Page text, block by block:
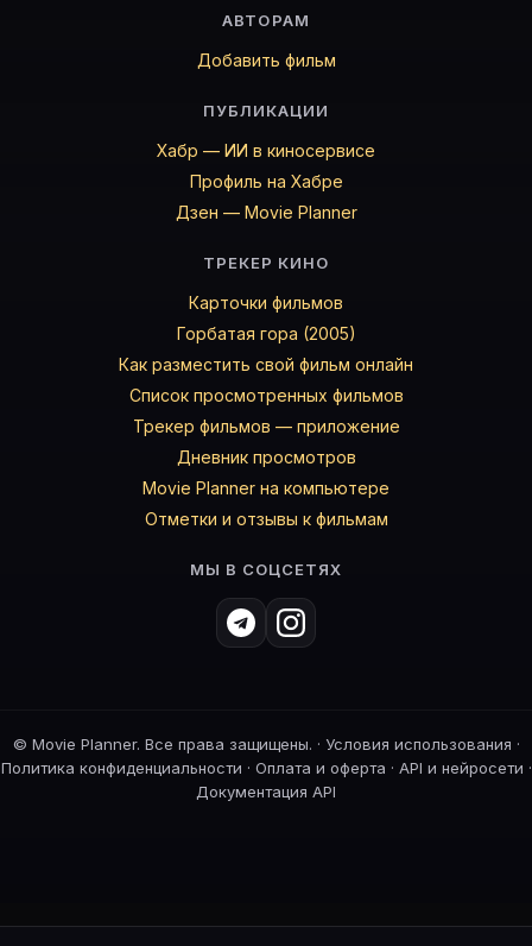
АВТОРАМ
Добавить фильм
ПУБЛИКАЦИИ
Хабр — ИИ в киносервисе
Профиль на Хабре
Дзен — Movie Planner
ТРЕКЕР КИНО
Карточки фильмов
Горбатая гора (2005)
Как разместить свой фильм онлайн
Список просмотренных фильмов
Трекер фильмов — приложение
Дневник просмотров
Movie Planner на компьютере
Отметки и отзывы к фильмам
МЫ В СОЦСЕТЯХ
© Movie Planner. Все права защищены. · Условия использования ·
Политика конфиденциальности · Оплата и оферта · API и нейросети ·
Документация API